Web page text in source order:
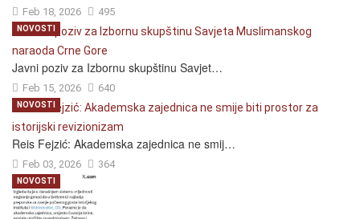
Feb 18, 2026 495
Javni poziv za Izbornu skupštinu Savjet…
Feb 15, 2026 640
NOVOSTI
Reis Fejzić: Akademska zajednica ne smij…
Feb 03, 2026 364
NOVOSTI
NOVOSTI